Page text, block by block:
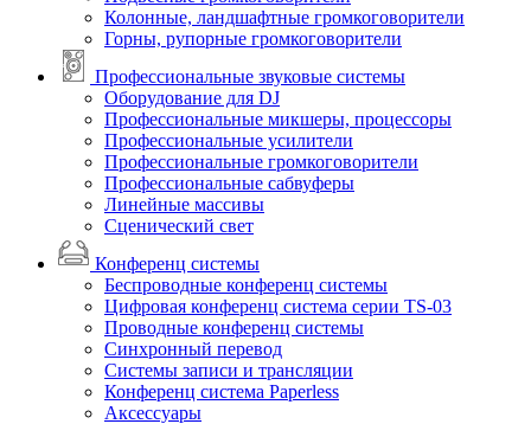
Колонные, ландшафтные громкоговорители
Горны, рупорные громкоговорители
Профессиональные звуковые системы
Оборудование для DJ
Профессиональные микшеры, процессоры
Профессиональные усилители
Профессиональные громкоговорители
Профессиональные сабвуферы
Линейные массивы
Сценический свет
Конференц системы
Беспроводные конференц системы
Цифровая конференц система серии TS-03
Проводные конференц системы
Синхронный перевод
Системы записи и трансляции
Конференц система Paperless
Аксессуары